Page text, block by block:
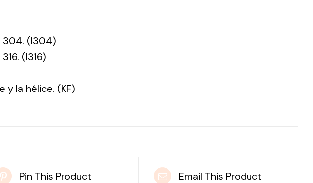
304. (I304)
(I316)
y la hélice. (KF)
Pin This Product Email This Product